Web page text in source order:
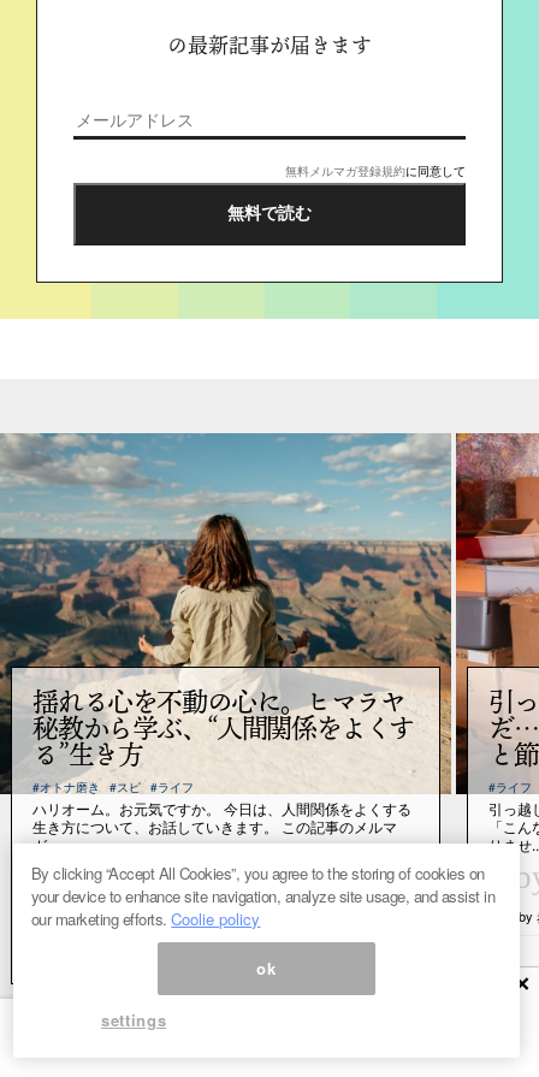
の最新記事が届きます
無料メルマガ登録規約に同意して
揺れる心を不動の心に。ヒマラヤ
秘教から学ぶ、“人間関係をよくす
る”生き方
#オトナ磨き #スピ #ライフ
ハリオーム。お元気ですか。 今日は、人間関係をよくする
生き方について、お話していきます。 この記事のメルマ
ガ...
“by
by ヨグマタ相川圭子
引
だ…
と
#ライフ
引っ越
「こ
りませ
“ by
×
By clicking “Accept All Cookies”, you agree to the storing of cookies on
your device to enhance site navigation, analyze site usage, and assist in
our marketing efforts.Coolie policy
ok
settings